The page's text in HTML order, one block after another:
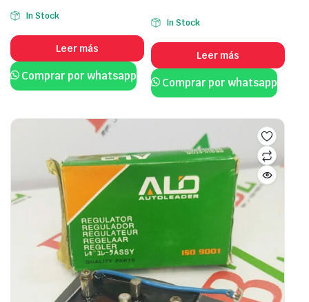
5
In Stock
Leer más
Comprar por whatsapp
In Stock
Leer más
Comprar por whatsapp